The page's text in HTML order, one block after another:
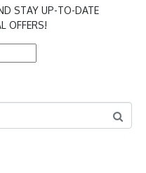
STAY UP-TO-DATE
OFFERS!